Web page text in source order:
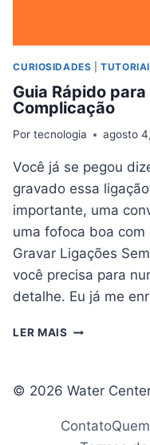
CURIOSIDADES |
Guia Rápido
Complicação
Por tecnologia agosto
Você já se pegou
gravado essa
importante, uma
uma fofoca boa com
Gravar Ligações
você precisa para
detalhe. Eu já me
LER MAIS GUIA
LIGAÇÕES
© 2026 Water
Contato